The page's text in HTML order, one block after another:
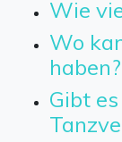
Wie
Wo
haben?
Gibt